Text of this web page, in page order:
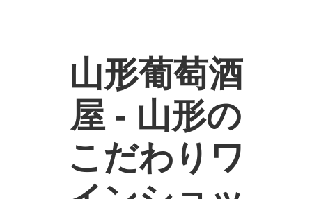
山形葡萄酒
屋 - 山形の
こだわりワ